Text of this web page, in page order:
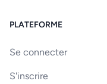
PLATEFORME
Se connecter
S'inscrire